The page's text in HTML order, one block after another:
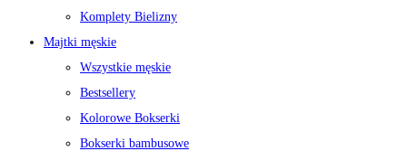
Komplety Bielizny
Majtki męskie
Wszystkie męskie
Bestsellery
Kolorowe Bokserki
Bokserki bambusowe